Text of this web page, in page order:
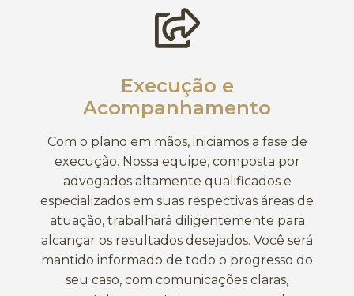
Execução e
Acompanhamento
Com o plano em mãos, iniciamos a fase de
execução. Nossa equipe, composta por
advogados altamente qualificados e
especializados em suas respectivas áreas de
atuação, trabalhará diligentemente para
alcançar os resultados desejados. Você será
mantido informado de todo o progresso do
seu caso, com comunicações claras,